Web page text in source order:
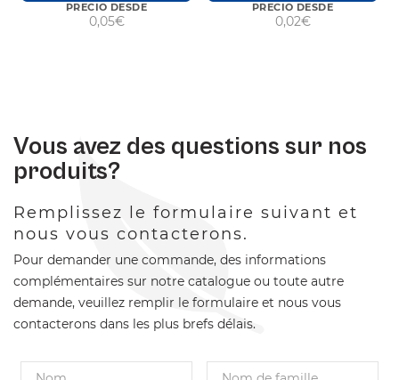
PRECIO DESDE
0,05€
PRECIO DESDE
0,02€
Vous avez des questions sur nos
produits?
Remplissez le formulaire suivant et
nous vous contacterons.
Pour demander une commande, des informations
complémentaires sur notre catalogue ou toute autre
demande, veuillez remplir le formulaire et nous vous
contacterons dans les plus brefs délais.